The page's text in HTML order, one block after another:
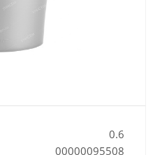
0.6
00000095508